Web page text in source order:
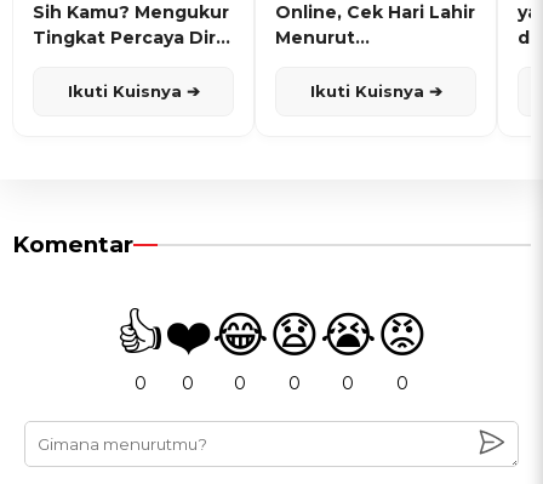
Sih Kamu? Mengukur
Tingkat Percaya Diri
Ikuti Kuisnya ➔
Online, Cek Hari Lahir
Menurut
Ikuti Kuisnya ➔
Komentar
👍
0
❤️
0
😂
0
😧
0
😭
0
😡
0